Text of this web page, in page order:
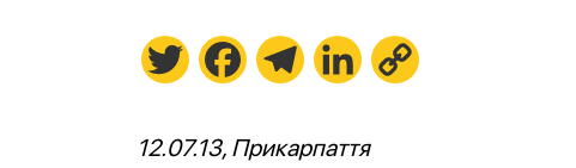
Twitter FacebookTelegramLinkedIn
12.07.13, Прикарпаття